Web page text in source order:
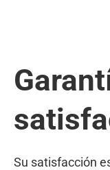
Su satisfacción